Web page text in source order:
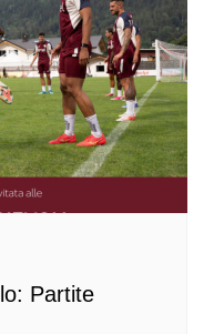
Partite